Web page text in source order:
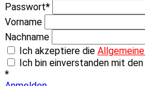
Passwort*
Vorname
Nachname
Ich akzeptiere die
Ich bin einverstanden mit den
*